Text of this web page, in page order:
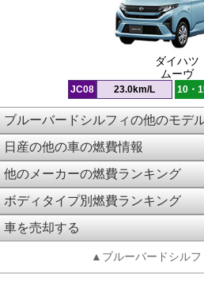
ダイハツ
ムーヴ
JC08 23.0km/L 10・
ブルーバードシルフィの他のモデ
日産の他の車の燃費情報
他のメーカーの燃費ランキング
ボディタイプ別燃費ランキング
車を売却する
▲ブルーバードシル